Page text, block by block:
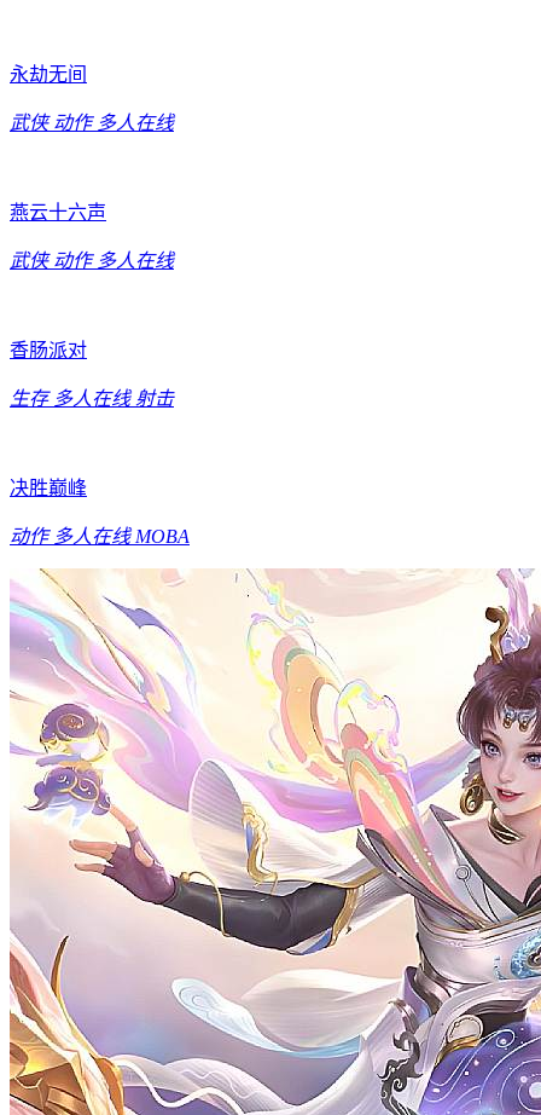
永劫无间
武侠 动作 多人在线
燕云十六声
武侠 动作 多人在线
香肠派对
生存 多人在线 射击
决胜巅峰
动作 多人在线 MOBA